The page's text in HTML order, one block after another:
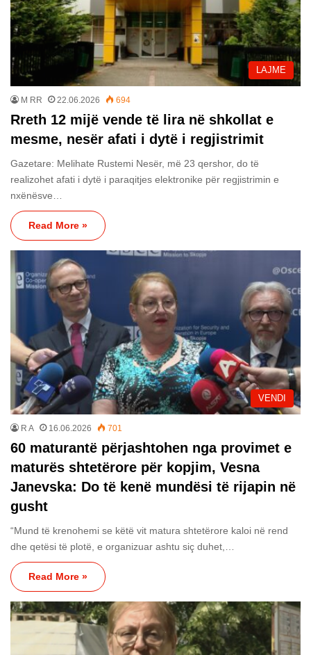
LAJME
M RR 22.06.2026 694
Rreth 12 mijë vende të lira në shkollat e
mesme, nesër afati i dytë i regjistrimit
Gazetare: Melihate Rustemi Nesër, më 23 qershor, do të
realizohet afati i dytë i paraqitjes elektronike për regjistrimin e
nxënësve…
Read More »
VENDI
R A 16.06.2026 701
60 maturantë përjashtohen nga provimet e
maturës shtetërore për kopjim, Vesna
Janevska: Do të kenë mundësi të rijapin në
gusht
“Mund të krenohemi se këtë vit matura shtetërore kaloi në rend
dhe qetësi të plotë, e organizuar ashtu siç duhet,…
Read More »